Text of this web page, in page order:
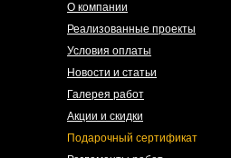
О компании
Реализованные проекты
Условия оплаты
Новости и статьи
Галерея работ
Акции и скидки
Подарочный сертификат